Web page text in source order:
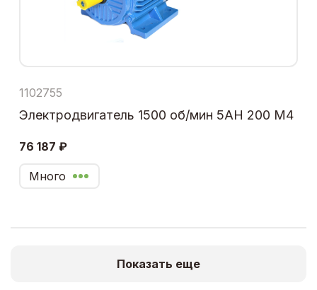
1102755
Электродвигатель 1500 об/мин 5АН 200 М4
76 187 ₽
Много
Показать еще